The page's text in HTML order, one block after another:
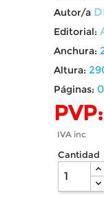
Autor/a
Editorial:
Anchura:
Altura:
Páginas: 0
IVA inc
Cantidad